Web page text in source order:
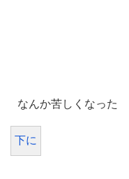
なんか苦しくなった
下に